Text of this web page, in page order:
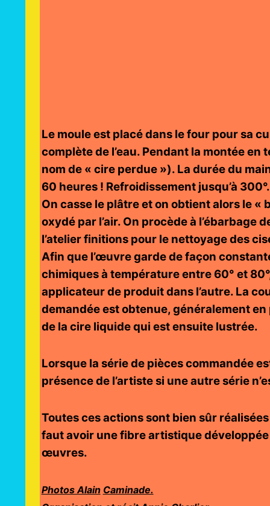
Le moule est placé dans le four pour sa
complète de l’eau. Pendant la montée en
nom de « cire perdue »). La durée du
60 heures ! Refroidissement jusqu’à 300°.
On casse le plâtre et on obtient alors le
oxydé par l’air. On procède à l’ébarbage
l’atelier finitions pour le nettoyage des
Afin que l’œuvre garde de façon
chimiques à température entre 60° et
applicateur de produit dans l’autre. La
demandée est obtenue, généralement
de la cire liquide qui est ensuite lustrée.
Lorsque la série de pièces commandée
présence de l’artiste si une autre série
Toutes ces actions sont bien sûr
faut avoir une fibre artistique
œuvres.
Photos Alain Caminade.